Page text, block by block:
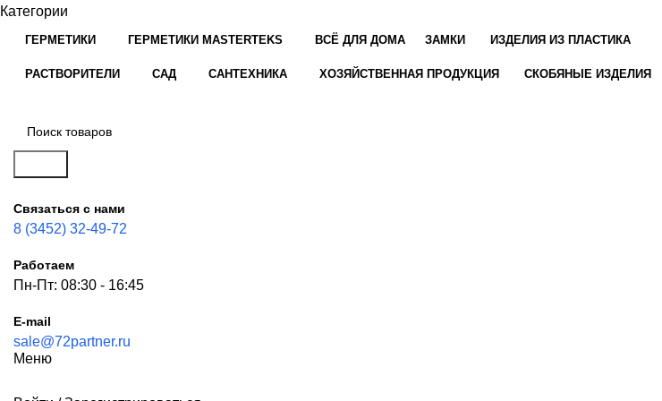
Категории
ГЕРМЕТИКИ ГЕРМЕТИКИ MASTERTEKS ВСЁ ДЛЯ ДОМА ЗАМКИ ИЗДЕЛИЯ ИЗ ПЛАСТИКА
РАСТВОРИТЕЛИ САД САНТЕХНИКА ХОЗЯЙСТВЕННАЯ ПРОДУКЦИЯ СКОБЯНЫЕ ИЗДЕЛИЯ
Связаться с нами
8 (3452) 32-49-72
Работаем
Пн-Пт: 08:30 - 16:45
E-mail
sale@72partner.ru
Меню